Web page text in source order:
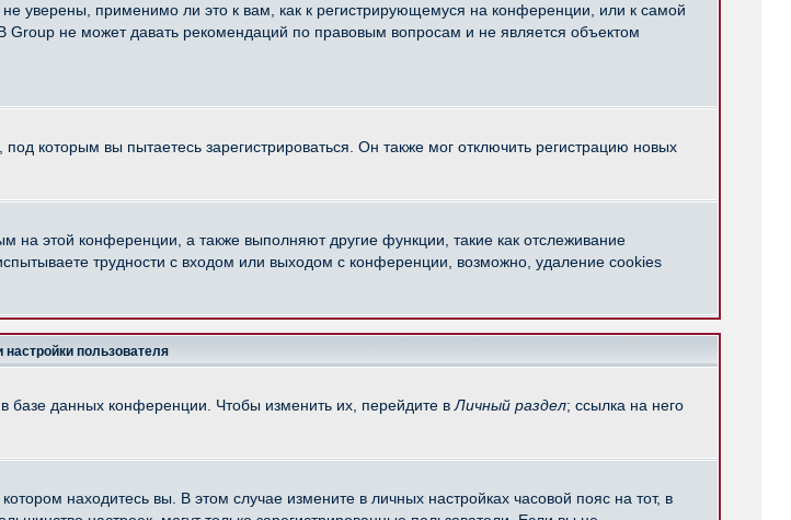
уверены, применимо ли это к вам, как к регистрирующемуся на конференции, или к самой
не может давать рекомендаций по правовым вопросам и не является объектом
которым вы пытаетесь зарегистрироваться. Он также мог отключить регистрацию новых
на этой конференции, а также выполняют другие функции, такие как отслеживание
трудности с входом или выходом с конференции, возможно, удаление cookies
пользователя
базе данных конференции. Чтобы изменить их, перейдите в Личный раздел; ссылка на него
находитесь вы. В этом случае измените в личных настройках часовой пояс на тот, в